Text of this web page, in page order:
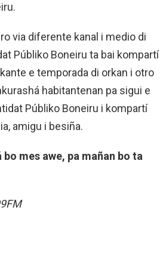
via diferente kanal i medio di
Públiko Boneiru ta bai kompartí
e temporada di orkan i otro
habitantenan pa sigui e
Públiko Boneiru i kompartí
amigu i besiña.
mes awe, pa mañan bo ta